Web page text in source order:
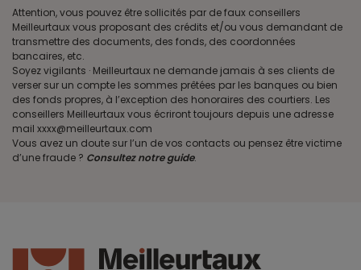
Attention, vous pouvez être sollicités par de faux conseillers
Meilleurtaux vous proposant des crédits et/ou vous demandant de
transmettre des documents, des fonds, des coordonnées
bancaires, etc.
Soyez vigilants · Meilleurtaux ne demande jamais à ses clients de
verser sur un compte les sommes prêtées par les banques ou bien
des fonds propres, à l’exception des honoraires des courtiers. Les
conseillers Meilleurtaux vous écriront toujours depuis une adresse
mail xxxx@meilleurtaux.com
Vous avez un doute sur l’un de vos contacts ou pensez être victime
d’une fraude ? Consultez notre guide.